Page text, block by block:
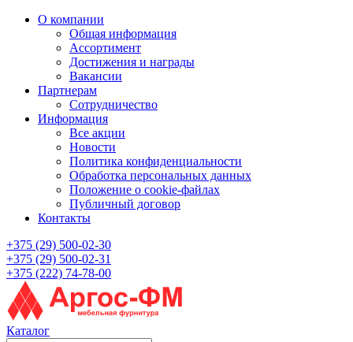
О компании
Общая информация
Ассортимент
Достижения и награды
Вакансии
Партнерам
Сотрудничество
Информация
Все акции
Новости
Политика конфиденциальности
Обработка персональных данных
Положение о cookie-файлах
Публичный договор
Контакты
+375 (29) 500-02-30
+375 (29) 500-02-31
+375 (222) 74-78-00
Каталог